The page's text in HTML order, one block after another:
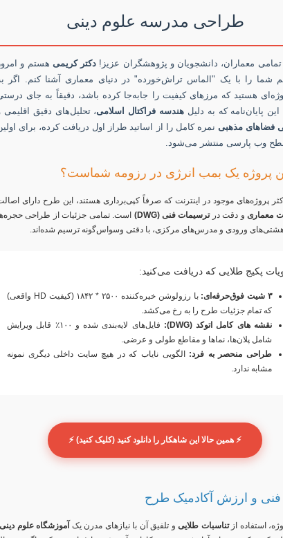
طراحی مدرسه علوم دینی
تمامی معماران، دانشجویان و پژوهشگران عزیز! دکتر کریمی هستم و
شما را با یک "الماس تراش‌خورده" در دنیای معماری آشنا کنم. اگر
هستید که مرزهای کیفیت را جابه‌جا کرده باشد، دقیقاً به جای
این پایان‌نامه که به دلیل هندسه فراکتال اسلامی، تحلیل‌های دقیق اقلیمی
فضاهای مذهبی نمره کامل را از اساتید طراز اول دریافت کرده، برای
وب پارسی منتشر می‌شود.
پروژه یک بمب انرژی در رزومه شماست؟
پروژه‌های موجود در اینترنت که صرفاً کپی‌برداری هستند، این طرح دارای
معماریو دقت درترسیمات فنی (DWG)
است. تمامی جزئیات از طراحی
هشتی‌های ورودی و مدرس‌های مرکزی، با دقتی وسواس‌گونه ترسیم شده‌اند.
پکیج طلایی که دریافت می‌کنید:
۳ شیت فوق‌حرفه‌ای:
با رزولوشن خیره‌کننده ۲۵۰۰ * ۱۸۴۲ (کیفیت HD واقعی)
که تمام جزئیات طرح را به رخ می‌کشد.
نقشه های کامل اتوکد (DWG):
فایل‌های لایه‌بندی شده و ۱۰۰٪ قابل ویرایش
شامل پلان‌ها، نماها و مقاطع طولی و عرضی.
طراحی منحصر به فرد: الگویی نایاب که در هیچ سایت داخلی دیگری نمونه
مشابه ندارد.
⚡ همین حالا این شاهکار را دانلود کنید (کلیک کنید) ⚡
فنی و ارزش آکادمیک طرح
استفاده ازتناسبات طلایی و تلفیق آن با نیازهای مدرن یک آموزشگاه علوم دینی